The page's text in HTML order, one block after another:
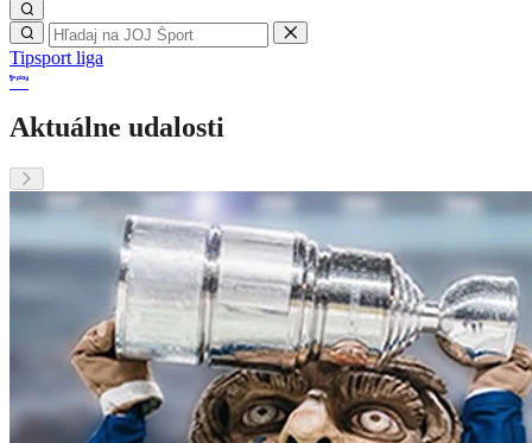
Tipsport liga
Aktuálne udalosti